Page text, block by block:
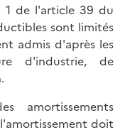
1 de l'article 39 du
sont limités
admis d'après les
d'industrie, de
amortissements
doit